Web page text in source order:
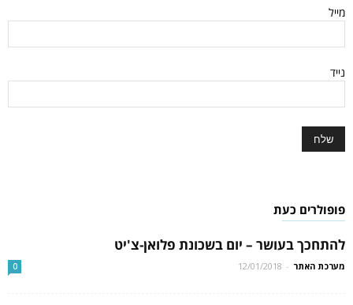
מייל
נייד
פופולרים כעת
להתחכך בעושר – יום בשכונת פלואן-צ'יט
מערכת האתר -
12/01/2018
0